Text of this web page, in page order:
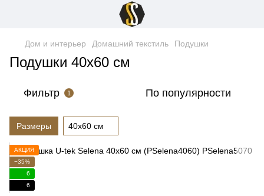
Дом и интерьер Домашний текстиль Подушки
Подушки 40x60 см
Фильтр 1 По популярности
Размеры 40x60 см
АКЦИЯ
−35%
6
6